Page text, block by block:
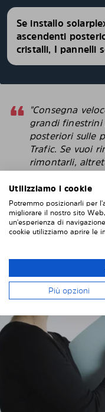
Se installo
ascendenti
cristalli, I pannelli
"Consegna
grandi
posteriori sulle
Trafic. Se vuoi
rimontarli,
con
più intelligenti
attacchi
Robert
Utilizziamo i cookie
Potremmo posizionarli per
migliorare il nostro sito
un'esperienza di
cookie utilizziamo aprire le
Più opzioni